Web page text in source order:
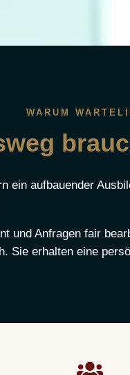
WARUM
aufbauender
und Anfragen fair
Sie erhalten eine